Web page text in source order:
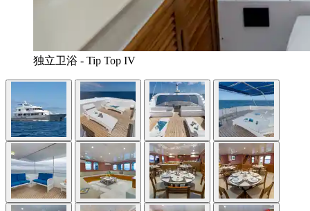
独立卫浴 - Tip Top IV